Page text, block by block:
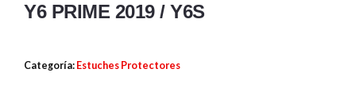
Y6 PRIME 2019 / Y6S
Categoría: Estuches Protectores